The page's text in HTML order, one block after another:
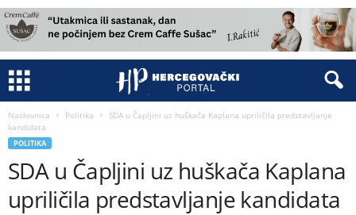
Naslovnica Politika
SDA u Čapljini uz huškača Kaplana upriličila predstavljanje
kandidata
POLITIKA
SDA u Čapljini uz huškača Kaplana
upriličila predstavljanje kandidata